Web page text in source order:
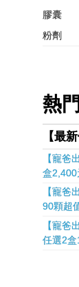
膠囊
粉劑
熱
【最
【寵爸
盒2,400
【寵爸
90顆超
【寵爸
任選2